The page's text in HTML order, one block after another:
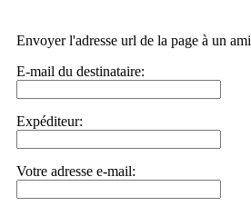
Envoyer l'adresse url de la page à un ami
E-mail du destinataire:
Expéditeur:
Votre adresse e-mail: